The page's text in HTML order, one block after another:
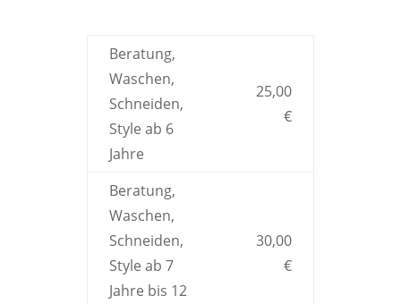
Beratung,
Waschen,
Schneiden,
Style ab 6
Jahre
25,00
€
Beratung,
Waschen,
Schneiden,
Style ab 7
Jahre bis 12
30,00
€